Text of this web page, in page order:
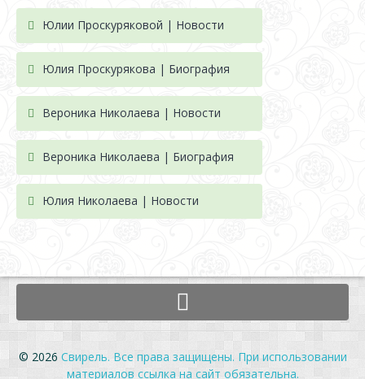
Юлии Проскуряковой | Новости
Юлия Проскурякова | Биография
Вероника Николаева | Новости
Вероника Николаева | Биография
Юлия Николаева | Новости
© 2026 Свирель. Все права защищены. При использовании
материалов ссылка на сайт обязательна.